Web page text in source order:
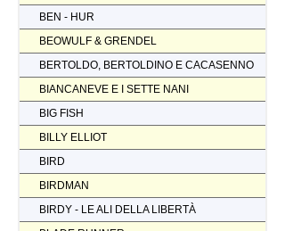
BEN - HUR
BEOWULF & GRENDEL
BERTOLDO, BERTOLDINO E CACASENNO
BIANCANEVE E I SETTE NANI
BIG FISH
BILLY ELLIOT
BIRD
BIRDMAN
BIRDY - LE ALI DELLA LIBERTÀ